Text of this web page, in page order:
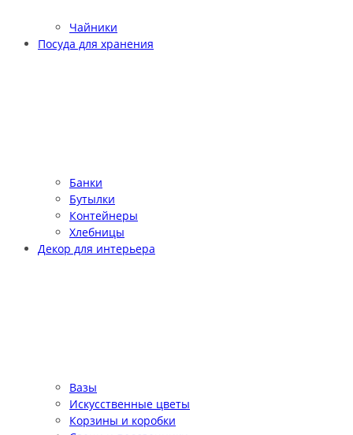
Чайники
Посуда для хранения
Банки
Бутылки
Контейнеры
Хлебницы
Декор для интерьера
Вазы
Искусственные цветы
Корзины и коробки